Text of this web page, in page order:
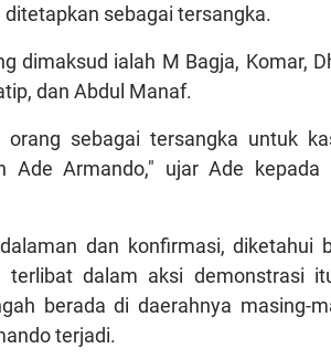
sebagai tersangka.
dimaksud ialah M Bagja, Komar,
dan Abdul Manaf.
sebagai tersangka untuk
Ade Armando," ujar Ade kepada
dan konfirmasi, diketahui
dalam aksi demonstrasi
berada di daerahnya masing-
terjadi.